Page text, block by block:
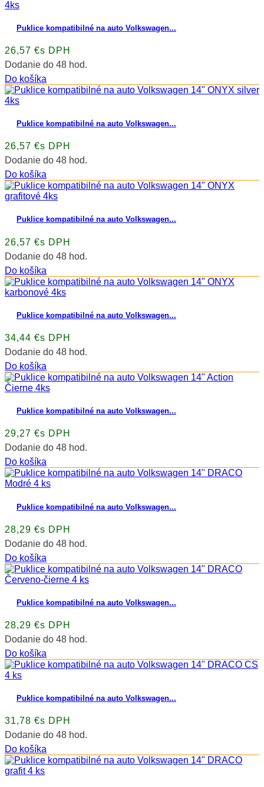
Puklice kompatibilné na auto Volkswagen...
26,57 €s DPH
Dodanie do 48 hod.
Do košíka
Puklice kompatibilné na auto Volkswagen...
26,57 €s DPH
Dodanie do 48 hod.
Do košíka
Puklice kompatibilné na auto Volkswagen...
26,57 €s DPH
Dodanie do 48 hod.
Do košíka
Puklice kompatibilné na auto Volkswagen...
34,44 €s DPH
Dodanie do 48 hod.
Do košíka
Puklice kompatibilné na auto Volkswagen...
29,27 €s DPH
Dodanie do 48 hod.
Do košíka
Puklice kompatibilné na auto Volkswagen...
28,29 €s DPH
Dodanie do 48 hod.
Do košíka
Puklice kompatibilné na auto Volkswagen...
28,29 €s DPH
Dodanie do 48 hod.
Do košíka
Puklice kompatibilné na auto Volkswagen...
31,78 €s DPH
Dodanie do 48 hod.
Do košíka